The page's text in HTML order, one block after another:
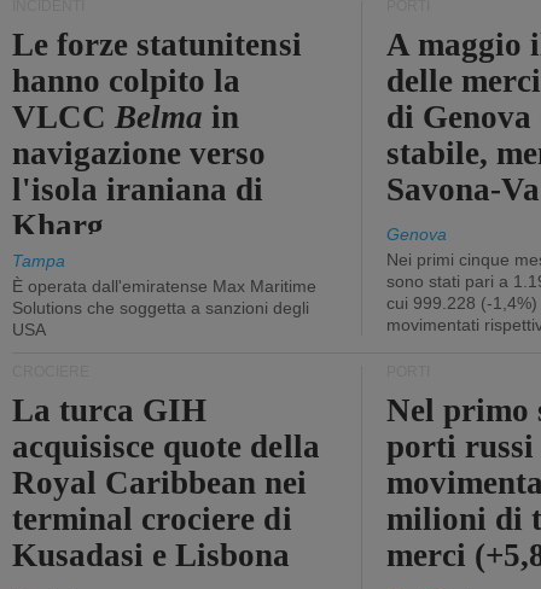
Le forze statunitensi
hanno colpito la
VLCCBelma in
navigazione verso
l'isola iraniana di
Kharg
Tampa
È operata dall'emiratense Max Maritime
Solutions che soggetta a sanzioni degli
USA
A maggio
delle
di
stabile,
Savona-
Genova
Nei primi cinque
sono stati pari a
cui 999.228 (-
movimentati
La turca GIH
acquisisce quote della
Royal Caribbean nei
terminal crociere di
Kusadasi e Lisbona
Nel primo
porti russi
milioni di
merci